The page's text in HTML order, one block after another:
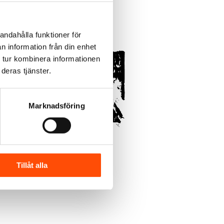
funktioner för
information från din enhet
kombinera informationen
tjänster.
Marknadsföring
Tillåt alla